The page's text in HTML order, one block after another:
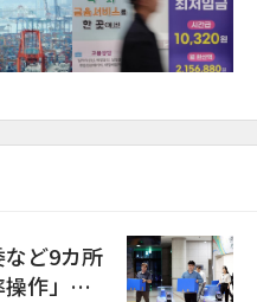
ど9カ所
作」の